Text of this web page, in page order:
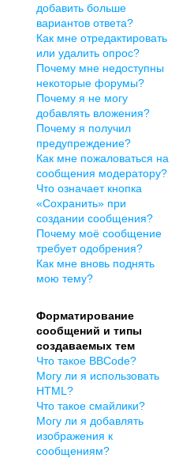
добавить больше
вариантов ответа?
Как мне отредактировать
или удалить опрос?
Почему мне недоступны
некоторые форумы?
Почему я не могу
добавлять вложения?
Почему я получил
предупреждение?
Как мне пожаловаться на
сообщения модератору?
Что означает кнопка
«Сохранить» при
создании сообщения?
Почему моё сообщение
требует одобрения?
Как мне вновь поднять
мою тему?
Форматирование
сообщений и типы
создаваемых тем
Что такое BBCode?
Могу ли я использовать
HTML?
Что такое смайлики?
Могу ли я добавлять
изображения к
сообщениям?